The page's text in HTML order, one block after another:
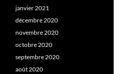
janvier 2021
décembre 2020
novembre 2020
octobre 2020
septembre 2020
août 2020